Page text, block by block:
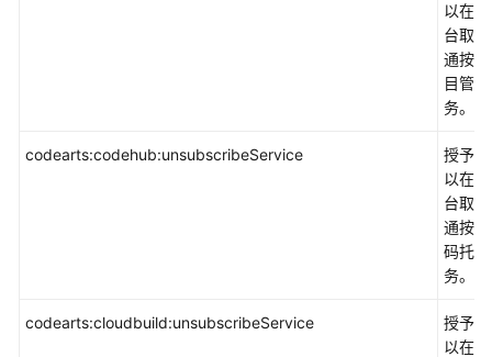
以在
台取
通按
目管
务。
codearts:codehub:unsubscribeService
授予
以在
台取
通按
码托
务。
codearts:cloudbuild:unsubscribeService
授予
以在